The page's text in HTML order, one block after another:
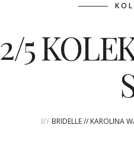
2/5
BY BRIDELLE // KAROLINA